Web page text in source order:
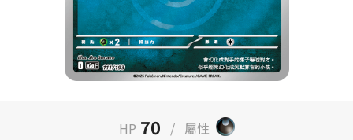
HP 70 / 屬性